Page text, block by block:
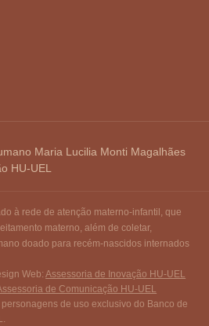
Maria Lucilia Monti Magalhães
HU-UEL
à rede de atenção materno-infantil, que
materno, além de coletar,
doado para recém-nascidos internados
Web:Assessoria de Inovação HU-UEL
de Comunicação HU-UEL
de uso exclusivo do Banco de